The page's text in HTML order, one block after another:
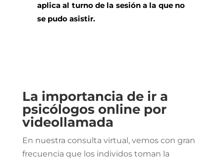
aplica al turno de la sesión a la que no
se pudo asistir.
La importancia de ir a
psicólogos online por
videollamada
En nuestra consulta virtual, vemos con gran
frecuencia que los individos toman la